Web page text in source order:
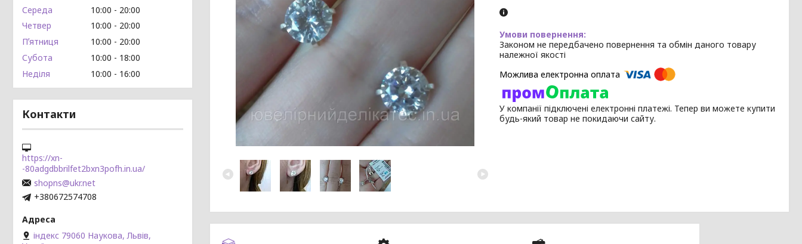
Законом не передбачено повернення та обмін даного товару
належної якості
У компанії підключені електронні платежі. Тепер ви можете купити
будь-який товар не покидаючи сайту.
Середа
10:00
20:00
Четвер
10:00
20:00
Пʼятниця
10:00
20:00
Субота
10:00
18:00
Неділя
10:00 16:00
Контакти
https://xn-
-80adgdbbrilfet2bxn3pofh.in.ua/
shopns@ukr.net
+380672574708
індекс 79060 Наукова, Львів,